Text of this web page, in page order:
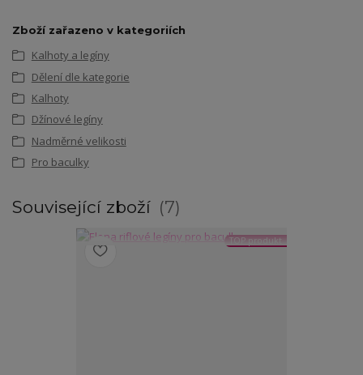
Zboží zařazeno v kategoriích
Kalhoty a legíny
Dělení dle kategorie
Kalhoty
Džínové legíny
Nadměrné velikosti
Pro baculky
Související zboží 7
TOP produkt